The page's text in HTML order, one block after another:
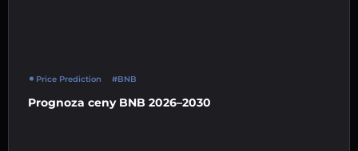
Price Prediction #BNB
Prognoza ceny BNB 2026–2030